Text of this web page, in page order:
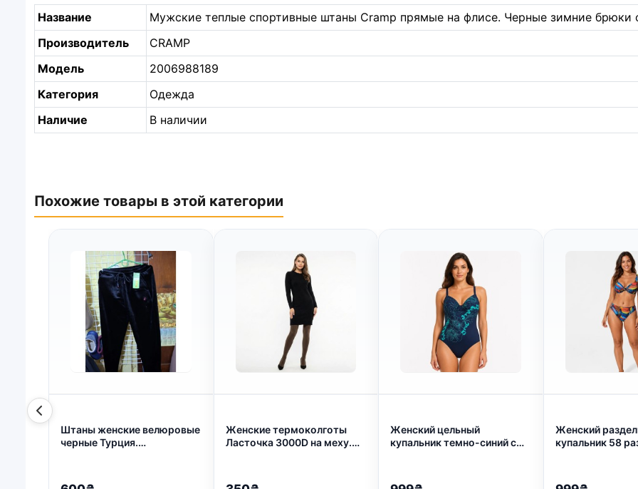
Название
Мужские теплые спортивные штаны Cramp прямые на флисе. Черные зимние брюки
Производитель
CRAMP
Модель
2006988189
Категория
Одежда
Наличие
В наличии
Похожие товары в этой категории
Штаны женские велюровые
черные Турция.
Женские термоколготы
Ласточка 3000D на меху.
Женский цельный
купальник темно-синий с
Женский
купальник 58